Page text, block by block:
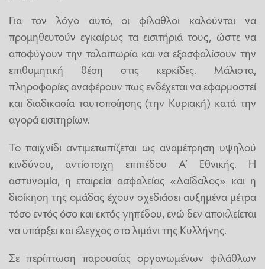
Για τον λόγο αυτό, οι φίλαθλοι καλούνται να
προμηθευτούν εγκαίρως τα εισιτήριά τους, ώστε να
αποφύγουν την ταλαιπωρία και να εξασφαλίσουν την
επιθυμητική θέση στις κερκίδες. Μάλιστα,
πληροφορίες αναφέρουν πως ενδέχεται να εφαρμοστεί
και διαδικασία ταυτοποίησης (την Κυριακή) κατά την
αγορά εισιτηρίων.
Το παιχνίδι αντιμετωπίζεται ως αναμέτρηση υψηλού
κινδύνου, αντίστοιχη επιπέδου Α’ Εθνικής. Η
αστυνομία, η εταιρεία ασφαλείας «Δαίδαλος» και η
διοίκηση της ομάδας έχουν σχεδιάσει αυξημένα μέτρα
τόσο εντός όσο και εκτός γηπέδου, ενώ δεν αποκλείεται
να υπάρξει και έλεγχος στο λιμάνι της Κυλλήνης.
Σε περίπτωση παρουσίας οργανωμένων φιλάθλων